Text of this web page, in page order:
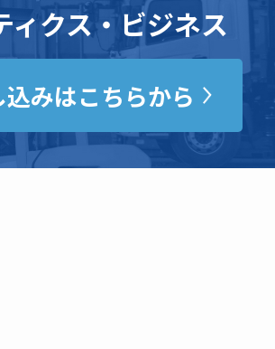
ィクス・ビジネス
みはこちらから